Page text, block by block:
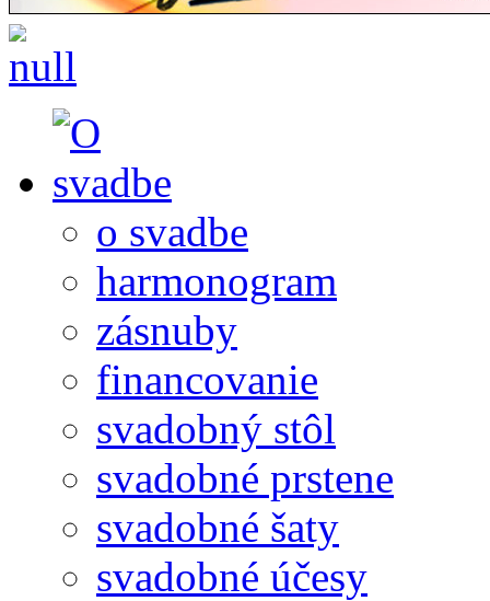
o svadbe
harmonogram
zásnuby
financovanie
svadobný stôl
svadobné prstene
svadobné šaty
svadobné účesy